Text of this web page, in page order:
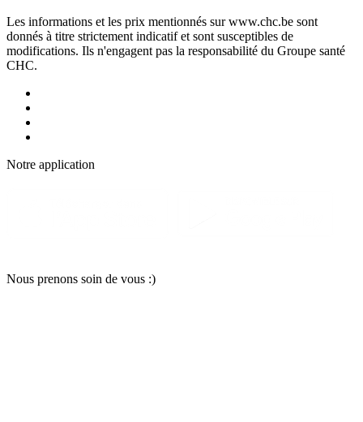
Les informations et les prix mentionnés sur www.chc.be sont
donnés à titre strictement indicatif et sont susceptibles de
modifications. Ils n'engagent pas la responsabilité du Groupe santé
CHC.
Notre application
Nous prenons soin de vous :)